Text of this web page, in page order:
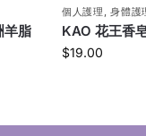
羊脂
個人護理 ,身體護
KAO 花王香
$19.00